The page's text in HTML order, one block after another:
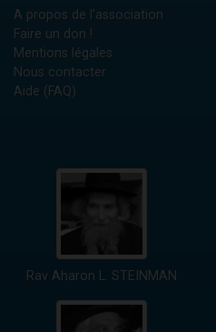
A propos de l'association
Faire un don !
Mentions légales
Nous contacter
Aide (FAQ)
Rav Aharon L. STEINMAN